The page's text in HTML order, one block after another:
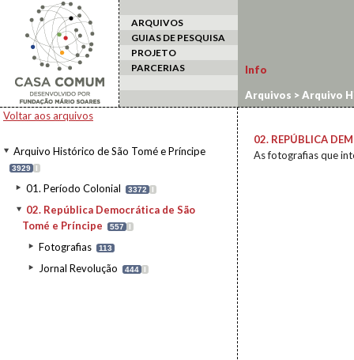
ARQUIVOS
GUIAS DE PESQUISA
PROJETO
PARCERIAS
Voltar aos arquivos
Arquivo Histórico de São Tomé e Príncipe
3929 I
01. Período Colonial 3372 I
02. República Democrática de São
Tomé e Príncipe
557 I
Fotografias 113
Jornal Revolução 444 I
Info
Arquivos >Arquivo
02. REPÚBLICA
As fotografias que